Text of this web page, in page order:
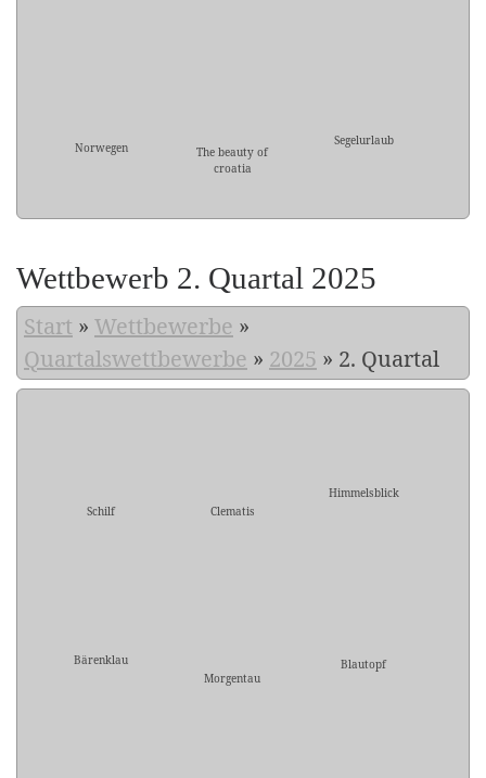
Norwegen
The beauty of
croatia
Segelurlaub
Wettbewerb 2. Quartal 2025
Start » Wettbewerbe »
Quartalswettbewerbe » 2025 » 2. Quartal
Schilf Clematis
Himmelsblick
Bärenklau
Morgentau
Blautopf